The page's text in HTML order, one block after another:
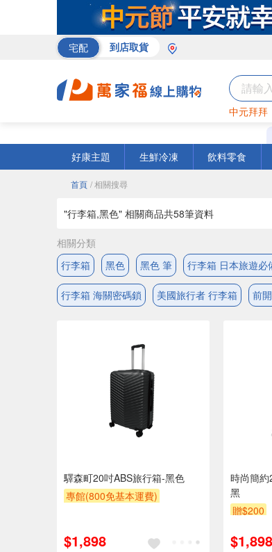
宅配 到店取貨
中元拜拜
好康主題
生鮮冷凍 飲料零食
首頁 / 相關搜尋
"行李箱,黑色" 相關商品共58筆資料
相關分類
行李箱
黑色 黑色 筆 行李箱 日本旅遊必
行李箱 海關密碼鎖 美國旅行者 行李箱 前
驛森町20吋ABS旅行箱-黑色
專館(800免基本運費)
$1,898
時尚簡
黑
贈$200
$1,898